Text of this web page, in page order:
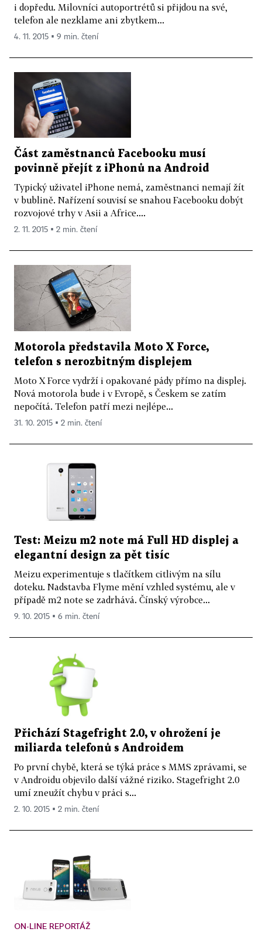
i dopředu. Milovníci autoportrétů si přijdou na své,
telefon ale nezklame ani zbytkem...
4. 11. 2015 ▪ 9 min. čtení
Část zaměstnanců Facebooku musí
povinně přejít z iPhonů na Android
Typický uživatel iPhone nemá, zaměstnanci nemají žít
v bublině. Nařízení souvisí se snahou Facebooku dobýt
rozvojové trhy v Asii a Africe....
2. 11. 2015 ▪ 2 min. čtení
Motorola představila Moto X Force,
telefon s nerozbitným displejem
Moto X Force vydrží i opakované pády přímo na displej.
Nová motorola bude i v Evropě, s Českem se zatím
nepočítá. Telefon patří mezi nejlépe...
31. 10. 2015 ▪ 2 min. čtení
Test: Meizu m2 note má Full HD displej a
elegantní design za pět tisíc
Meizu experimentuje s tlačítkem citlivým na sílu
doteku. Nadstavba Flyme mění vzhled systému, ale v
případě m2 note se zadrhává. Čínský výrobce...
9. 10. 2015 ▪ 6 min. čtení
Přichází Stagefright 2.0, v ohrožení je
miliarda telefonů s Androidem
Po první chybě, která se týká práce s MMS zprávami, se
v Androidu objevilo další vážné riziko. Stagefright 2.0
umí zneužít chybu v práci s...
2. 10. 2015 ▪ 2 min. čtení
ON-LINE REPORTÁŽ